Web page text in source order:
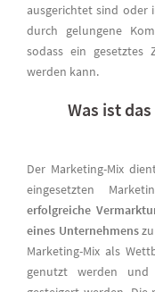
ausgerichtet sind oder
durch gelungene
sodass ein gesetztes
werden kann.
Was ist
Der Marketing-Mix
eingesetzten
erfolgreiche
eines Unternehmenszu
Marketing-Mix als
genutzt werden und